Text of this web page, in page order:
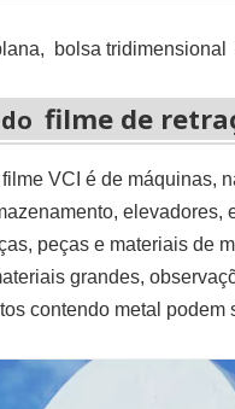
bolsa tridimensional
filme de
VCI é de máquinas,
elevadores,
peças e materiais de
grandes,
contendo metal